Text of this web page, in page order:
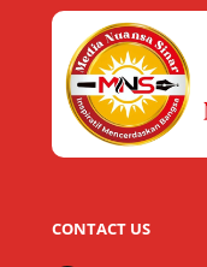
CONTACT US